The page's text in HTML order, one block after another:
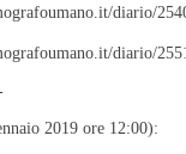
diario/
diario/
2019 ore 12:00):